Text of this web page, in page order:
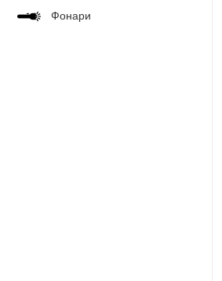
Фонари